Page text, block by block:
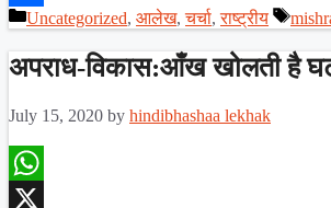
Share
Categories
Uncategorized, आलेख,चर्चा,राष्ट्रीय Tags
अपराध-विकास:आँख खोलती है
July 15, 2020 by hindibhashaa lekhak
WhatsApp